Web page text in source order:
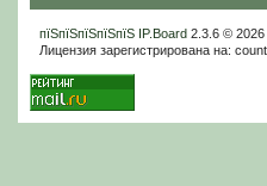
пїЅпїЅпїЅпїЅпїЅ IP.Board2.3.6 © 2026
Лицензия зарегистрирована на: